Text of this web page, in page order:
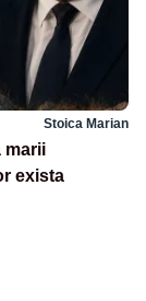
Stoica Marian
marii
exista